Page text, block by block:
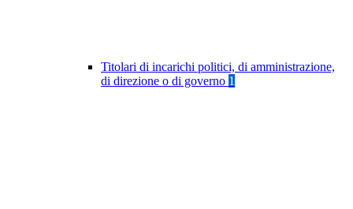
Titolari di incarichi politici, di amministrazione,
di direzione o di governo 1